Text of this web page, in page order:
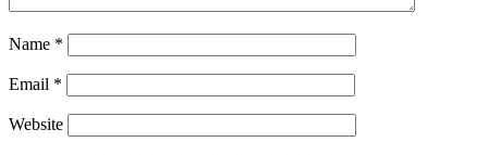
Name *
Email *
Website